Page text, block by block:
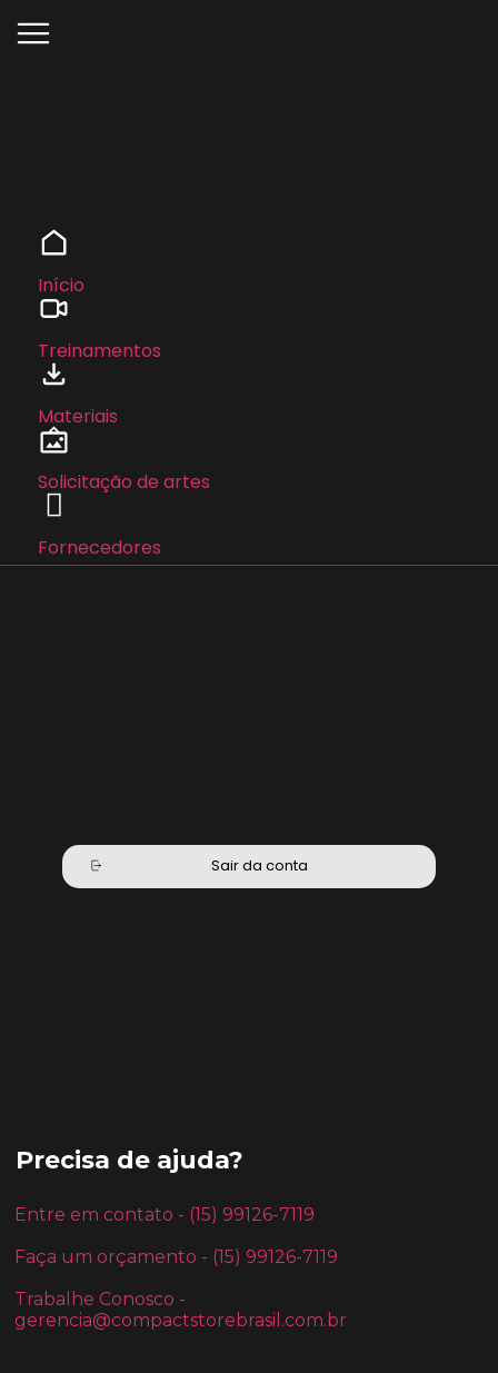
Início
Treinamentos
Materiais
Solicitação de artes
Fornecedores
Sair da conta
Precisa de ajuda?
Entre em contato - (15) 99126-7119
Faça um orçamento - (15) 99126-7119
Trabalhe Conosco -
gerencia@compactstorebrasil.com.br